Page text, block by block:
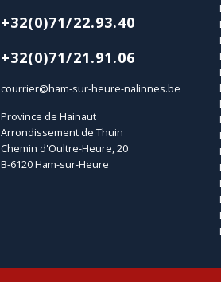
+32(0)71/22.93.40
+32(0)71/21.91.06
courrier@ham-sur-heure-nalinnes.be
Province de Hainaut
Arrondissement de Thuin
Chemin d'Oultre-Heure, 20
B-6120 Ham-sur-Heure